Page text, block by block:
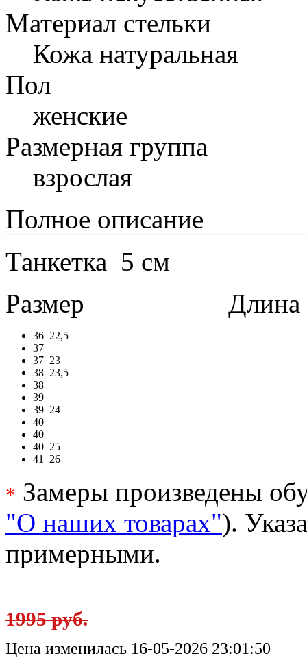
Материал стельки
Кожа натуральная
Пол
женские
Размерная группа
взрослая
Полное описание
Танкетка 5 см
Размер
Длина в
36 22,5
37
37 23
38 23,5
38
39
39 24
40
40
40 25
41
26
* Замеры произведены
"О наших товарах").
примерными.
1995 руб.
Цена изменилась 16-05-2026 23:01:50